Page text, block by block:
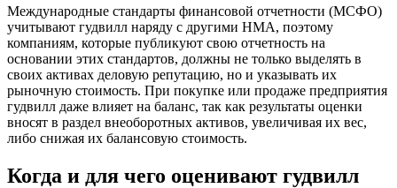
Международные стандарты финансовой отчетности (МСФО)
учитывают гудвилл наряду с другими НМА, поэтому
компаниям, которые публикуют свою отчетность на
основании этих стандартов, должны не только выделять в
своих активах деловую репутацию, но и указывать их
рыночную стоимость. При покупке или продаже предприятия
гудвилл даже влияет на баланс, так как результаты оценки
вносят в раздел внеоборотных активов, увеличивая их вес,
либо снижая их балансовую стоимость.
Когда и для чего оценивают гудвилл
Бийск
Биробиджан
Бирск
Бирюч
Благовещенск
Благодарный
Богородицк
Большой Камень